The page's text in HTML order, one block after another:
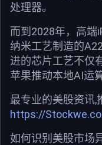
处理器。
而到2028年，高端
纳米工艺制造的
进的芯片工艺不仅
苹果推动本地AI运
最专业的美股资讯,
https://
如何识别美股市场